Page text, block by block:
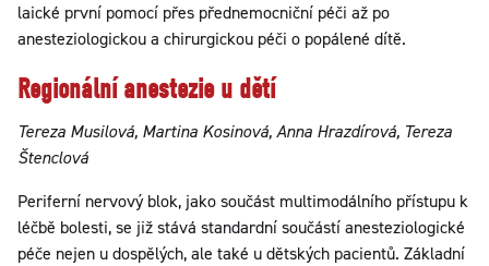
laické první pomocí přes přednemocniční péči až po
anesteziologickou a chirurgickou péči o popálené dítě.
Regionální anestezie u dětí
Tereza Musilová, Martina Kosinová, Anna Hrazdírová, Tereza
Štenclová
Periferní nervový blok, jako součást multimodálního přístupu k
léčbě bolesti, se již stává standardní součástí anesteziologické
péče nejen u dospělých, ale také u dětských pacientů. Základní